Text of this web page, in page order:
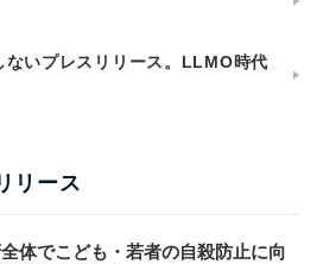
ないプレスリリース。LLMO時代
リース
体でこども・若者の自殺防止に向